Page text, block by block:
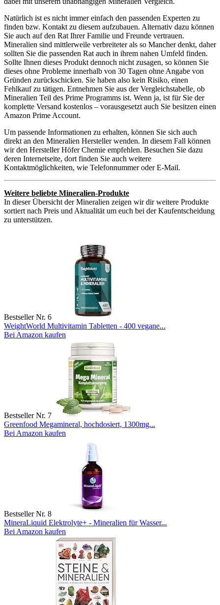
Natürlich ist es nicht immer einfach den passenden Experten zu
finden bzw. Kontakt zu diesem aufzubauen. Alternativ dazu können
Sie auch auf den Rat Ihrer Familie und Freunde vertrauen.
Mineralien sind mittlerweile verbreiteter als so Mancher denkt, daher
sollten Sie die passenden Rat auch in ihrem nahen Umfeld finden.
Sollte Ihnen dieses Produkt dennoch nicht zusagen, so können Sie
dieses ohne Probleme innerhalb von 30 Tagen ohne Angabe von
Gründen zurückschicken. Sie haben also kein Risiko, einen
Fehlkauf zu tätigen. Entnehmen Sie aus der Vergleichstabelle, ob
Mineralien Teil des Prime Programms ist. Wenn ja, ist für Sie der
komplette Versand kostenlos – vorausgesetzt auch Sie besitzen einen
Amazon Prime Account.
Um passende Informationen zu erhalten, können Sie sich auch
direkt an den Mineralien Hersteller wenden. In diesem Fall können
wir den Hersteller Höfer Chemie empfehlen. Besuchen Sie dazu
deren Internetseite, dort finden Sie auch weitere
Kontaktmöglichkeiten, wie Telefonnummer oder E-Mail.
Weitere beliebte Mineralien-Produkte
In dieser Übersicht der Mineralien zeigen wir dir weitere Produkte
sortiert nach Preis und Aktualität um euch bei der Kaufentscheidung
zu unterstützen.
Bestseller Nr. 6
WeightWorld Multivitamin Tabletten - 400 vegane...
Bei Amazon kaufen
Bestseller Nr. 7
Greenfood Megamineral, hochdosiert, 1300mg...
Bei Amazon kaufen
Bestseller Nr. 8
MineraLiquid Elektrolyte+ - Mineralien für Wasser...
Bei Amazon kaufen